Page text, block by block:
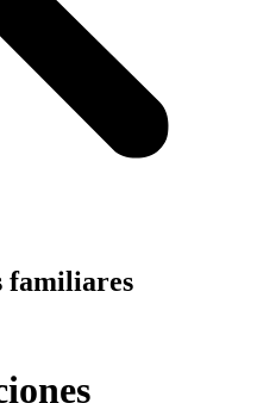
familiares